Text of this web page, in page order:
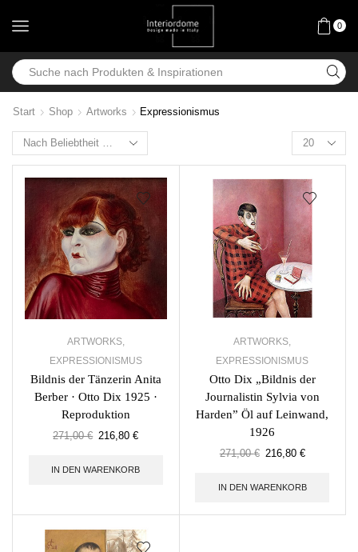
0
Start Shop Artworks Expressionismus
ARTWORKS,
EXPRESSIONISMUS
Bildnis der Tänzerin Anita
Berber · Otto Dix 1925 ·
Reproduktion
271,00€ 216,80€
IN DEN WARENKORB
ARTWORKS,
EXPRESSIONISMUS
Otto Dix „Bildnis der
Journalistin Sylvia von
Harden” Öl auf Leinwand,
1926
271,00€ 216,80 €
IN DEN WARENKORB